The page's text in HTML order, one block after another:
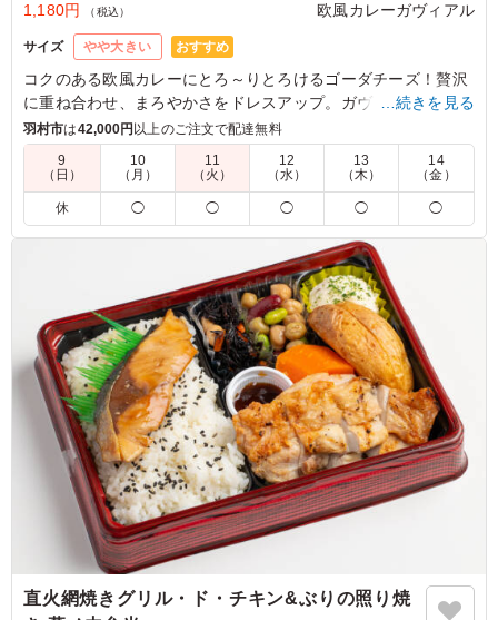
1,180円
（税込） 欧風カレーガヴィアル
サイズ やや大きい おすすめ
コクのある欧風カレーにとろ～りとろけるゴーダチーズ！贅沢
に重ね合わせ、まろやかさをドレスアップ。ガヴィアル人気メ
ニューの一つで、チーズ好きなあなたにピッタリです。
5.0
大きなチーズがカレーを覆うように乗っており、非常に魅
力的で人気があるのも納得の一品でした。丸ごと入ったジ
ャガイモも良いアクセントになっており、大変満足してお
ります。もし温かい状態でいただくことができれば、チー
ズがとろけてより一層美味しくなるのではないかと感じま
した。 素晴らしいお料理をありがとうございました。
ご利用シーン：ロケ・撮影›スタジオ撮影
東京都墨田区本所2025/12/19
…続きを見る
羽村市は42,000円 以上のご注文で配達無料
9
（日）
10
（月）
11
（火）
12
（水）
13
（木）
14
（金）
休 ◯ ◯ ◯ ◯ ◯
直火網焼きグリル・ド・チキン&ぶりの照り焼